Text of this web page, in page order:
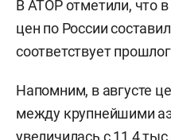
В АТОР отметили, что
цен по России
соответствует
Напомним, в августе
между крупнейшими
увеличилась с 11,4